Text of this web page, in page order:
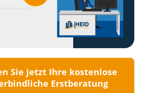
Sie jetzt Ihre kostenlose
Erstberatung